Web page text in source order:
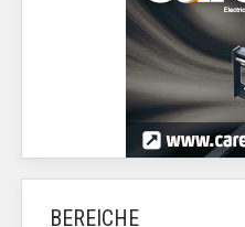
BEREICHE